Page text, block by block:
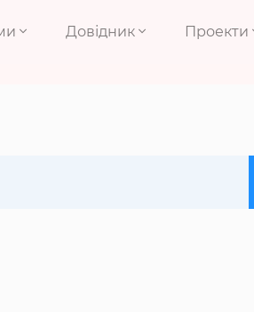
Довідник Проекти